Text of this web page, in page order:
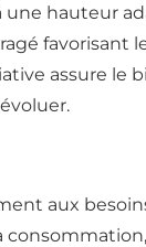
une hauteur
favorisant
assure le
aux